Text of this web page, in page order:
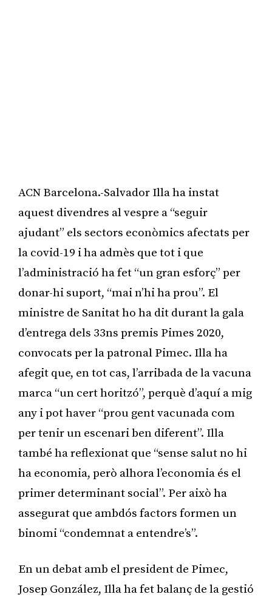
ACN Barcelona.-Salvador Illa ha instat
aquest divendres al vespre a “seguir
ajudant” els sectors econòmics afectats per
la covid-19 i ha admès que tot i que
l’administració ha fet “un gran esforç” per
donar-hi suport, “mai n’hi ha prou”. El
ministre de Sanitat ho ha dit durant la gala
d’entrega dels 33ns premis Pimes 2020,
convocats per la patronal Pimec. Illa ha
afegit que, en tot cas, l’arribada de la vacuna
marca “un cert horitzó”, perquè d’aquí a mig
any i pot haver “prou gent vacunada com
per tenir un escenari ben diferent”. Illa
també ha reflexionat que “sense salut no hi
ha economia, però alhora l’economia és el
primer determinant social”. Per això ha
assegurat que ambdós factors formen un
binomi “condemnat a entendre’s”.
En un debat amb el president de Pimec,
Josep González, Illa ha fet balanç de la gestió